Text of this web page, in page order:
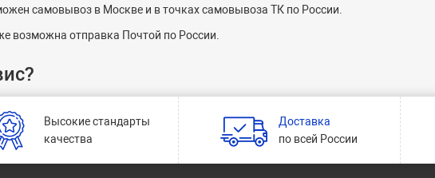
самовывоз в Москве и в точках самовывоза ТК по России.
возможна отправка Почтой по России.
Высокие стандарты
качества
Доставка
по всей России